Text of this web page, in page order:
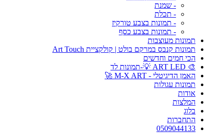
- שמנת
- תכלת
- תמונות בצבע טורקיז
- תמונות בצבע כסף
תמונות מעוצבות
תמונות קנבס במרקם בולט | קולקציית Art Touch
הכי חמים וחדשים
🎨 ART LED 💡-תמונות לד
האמן הדיגיטלי - M-X ART 🚀
תמונות עגולות
אודות
המלצות
בלוג
התחברות
0509044133